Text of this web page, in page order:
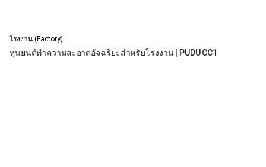
โรงงาน (Factory)
หุ่นยนต์ทำความสะอาดอัจฉริยะสำหรับโรงงาน | PUDU CC1